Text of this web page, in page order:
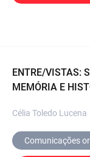
ENTRE/VISTAS:
MEMÓRIA E
Célia Toledo Lucena
Comunicações